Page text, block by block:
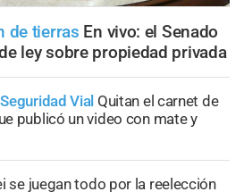
de tierras En vivo: el Senado
ley sobre propiedad privada
Vial Quitan el carnet de
publicó un video con mate y
se juegan todo por la reelección